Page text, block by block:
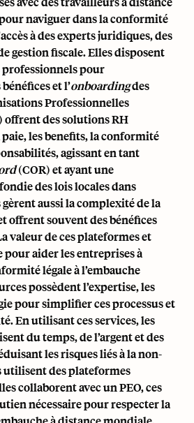
naviguer dans la conformité
à des experts juridiques, des
gestion fiscale. Elles disposent
professionnels pour
et l’onboardingdes
Professionnelles
offrent des solutions RH
les benefits, la conformité
agissant en tant
(COR) et ayant une
des lois locales dans
aussi la complexité de la
offrent souvent des bénéfices
valeur de ces plateformes et
pour aider les entreprises à
légale à l’embauche
possèdent l’expertise, les
pour simplifier ces processus et
En utilisant ces services, les
du temps, de l’argent et des
les risques liés à la non-
utilisent des plateformes
collaborent avec un PEO, ces
nécessaire pour respecter la